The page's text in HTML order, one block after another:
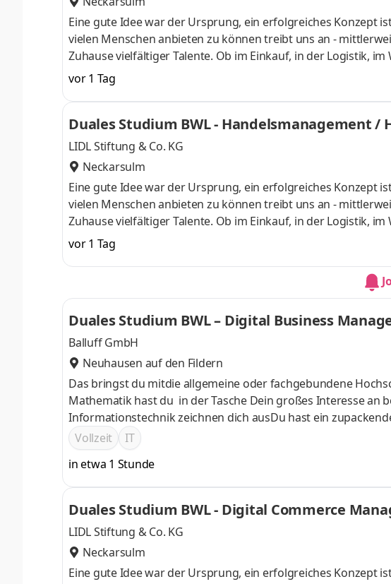
Eine gute Idee war der Ursprung, ein erfolgreiches Konzept
vielen Menschen anbieten zu können treibt uns an -
Zuhause vielfältiger Talente. Ob im Einkauf, in der Logistik,
Gestalter oder Dienstleister der Länder. Wir suchen
Aufgaben und Projekte in einem dynamischen und
Herausforderung. Denn Lidl lohnt sich. Dein duales Studium
Begrüßungsmonat bei der L
vor 1 Tag
Duales Studium BWL - Handelsmanagement /
LIDL Stiftung & Co. KG
Neckarsulm
Eine gute Idee war der Ursprung, ein erfolgreiches Konzept
vielen Menschen anbieten zu können treibt uns an -
Zuhause vielfältiger Talente. Ob im Einkauf, in der Logistik,
Gestalter oder Dienstleister der Länder. Wir suchen
Aufgaben und Projekte in einem dynamischen und
Herausforderung. Denn Lidl lohnt sich. Dein duales Studium
vor 1 Tag
Duales Studium BWL – Digital Business
Balluff GmbH
Neuhausen auf den Fildern
Das bringst du mitdie allgemeine oder fachgebundene
Mathematik hast du in der Tasche Dein großes Interesse an
Informationstechnik zeichnen dich ausDu hast ein
vernetzten DenkenDu gehst gerne auf andere zu und kannst
Vollzeit
IT
in etwa 1 Stunde
Duales Studium BWL - Digital Commerce
LIDL Stiftung & Co. KG
Neckarsulm
Eine gute Idee war der Ursprung, ein erfolgreiches Konzept